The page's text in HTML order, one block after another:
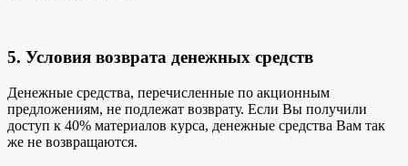
5. Условия возврата денежных средств
Денежные средства, перечисленные по акционным
предложениям, не подлежат возврату. Если Вы получили
доступ к 40% материалов курса, денежные средства Вам так
же не возвращаются.